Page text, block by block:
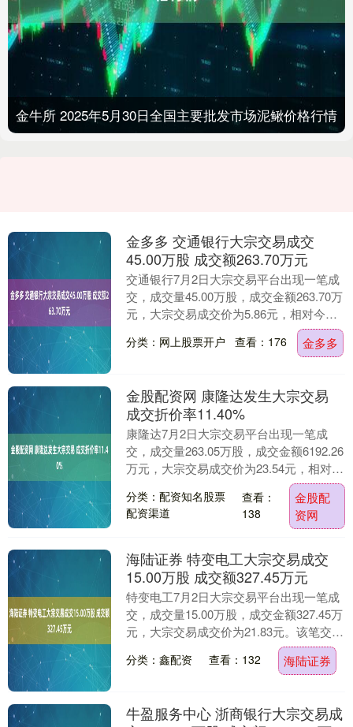
金牛所 2025年5月30日全国主要批发市场泥鳅价格行情
金多多 交通银行大宗交易成交
45.00万股 成交额263.70万元
交通银行7月2日大宗交易平台出现一笔成
交，成交量45.00万股，成交金额263.70万
元，大宗交易成交价为5.86元，相对今日
收盘价折价9.98%。该笔交易的买....
分类：网上股票开户 查看：176 金多多
金股配资网 康隆达发生大宗交易
成交折价率11.40%
康隆达7月2日大宗交易平台出现一笔成
交，成交量263.05万股，成交金额6192.26
万元，大宗交易成交价为23.54元，相对今
日收盘价折价11.40%。该笔交....
分类：配资知名股票
配资渠道
查看：
138
金股配
资网
海陆证券 特变电工大宗交易成交
15.00万股 成交额327.45万元
特变电工7月2日大宗交易平台出现一笔成
交，成交量15.00万股，成交金额327.45万
元，大宗交易成交价为21.83元。该笔交易
的买方营业部为华泰证券股份有限公....
分类：鑫配资 查看：132 海陆证券
牛盈服务中心 浙商银行大宗交易成